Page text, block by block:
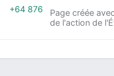
Page créée
de l'action de
+64 876